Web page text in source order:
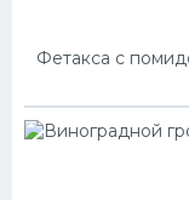
Фетакса с